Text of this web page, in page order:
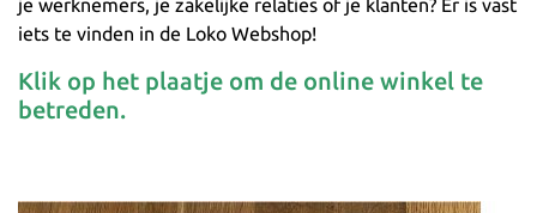
je werknemers, je zakelijke relaties of je klanten? Er is vast
iets te vinden in de Loko Webshop!
Klik op het plaatje om de online winkel te
betreden.